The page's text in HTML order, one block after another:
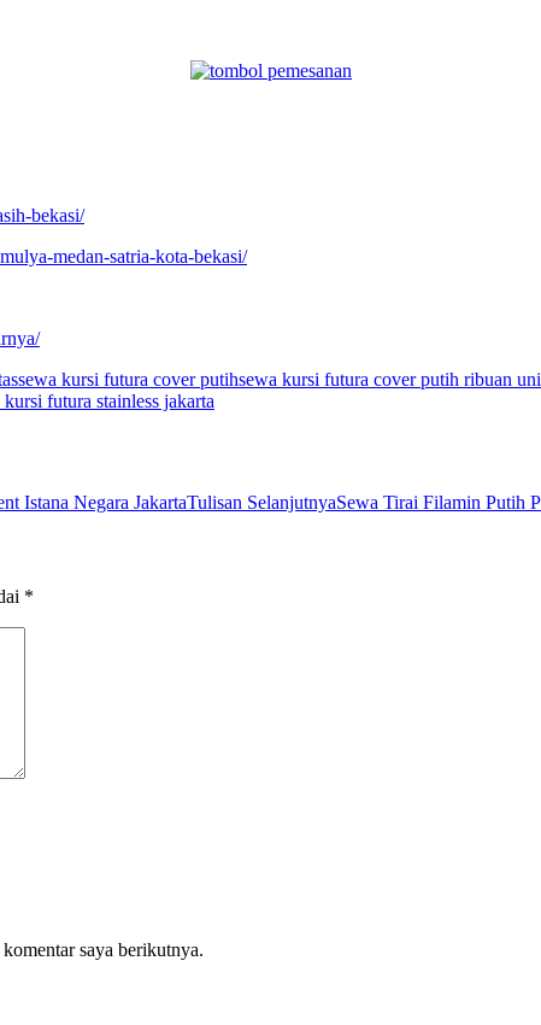
bekasi/
medan-satria-kota-bekasi/
sewa kursi futura cover putihsewa kursi futura cover putih ribuan
kursi futura stainless jakarta
Istana Negara JakartaTulisan SelanjutnyaSewa Tirai Filamin Putih
*
saya berikutnya.